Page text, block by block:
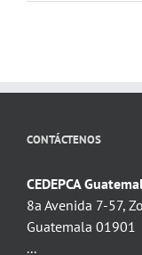
CONTÁCTENOS
CEDEPCA
8a Avenida 7-57,
Guatemala 01901
...